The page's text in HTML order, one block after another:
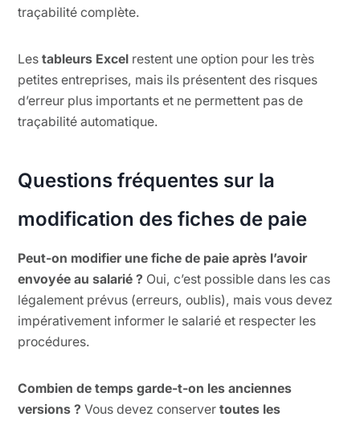
traçabilité complète.
Lestableurs Excel restent une option pour les très
petites entreprises, mais ils présentent des risques
d’erreur plus importants et ne permettent pas de
traçabilité automatique.
Questions fréquentes sur la
modification des fiches de paie
Peut-on modifier une fiche de paie après l’avoir
envoyée au salarié ? Oui, c’est possible dans les cas
légalement prévus (erreurs, oublis), mais vous devez
impérativement informer le salarié et respecter les
procédures.
Combien de temps garde-t-on les anciennes
versions ? Vous devez conservertoutes les